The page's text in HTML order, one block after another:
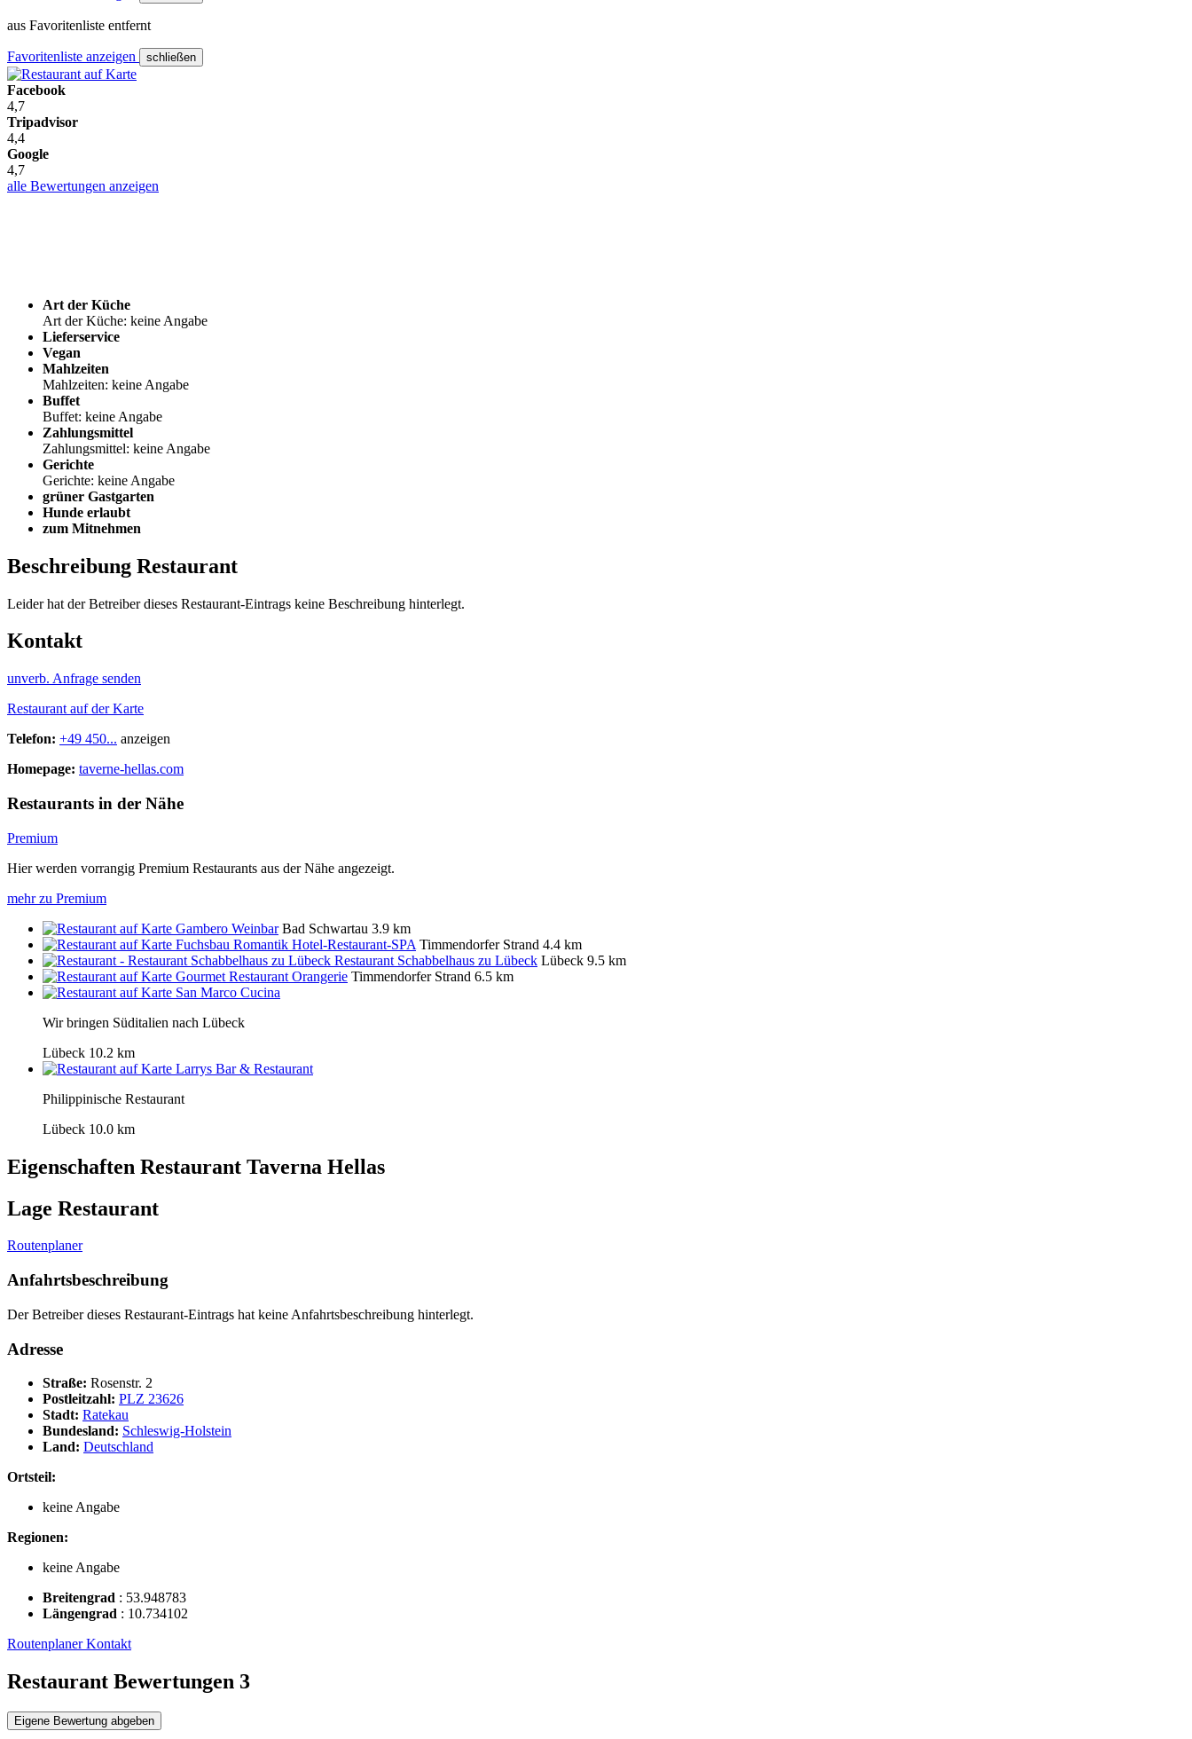
aus Favoritenliste entfernt
Favoritenliste anzeigen schließen
Facebook
4,7
Tripadvisor
4,4
Google
4,7
alle Bewertungen anzeigen
Art der Küche
Art der Küche: keine Angabe
Lieferservice
Vegan
Mahlzeiten
Mahlzeiten: keine Angabe
Buffet
Buffet: keine Angabe
Zahlungsmittel
Zahlungsmittel: keine Angabe
Gerichte
Gerichte: keine Angabe
grüner Gastgarten
Hunde erlaubt
zum Mitnehmen
Beschreibung Restaurant
Leider hat der Betreiber dieses Restaurant-Eintrags keine Beschreibung hinterlegt.
Kontakt
unverb. Anfrage senden
Restaurant auf der Karte
Telefon: +49 450... anzeigen
Homepage: taverne-hellas.com
Restaurants in der Nähe
Premium
Hier werden vorrangig Premium Restaurants aus der Nähe angezeigt.
mehr zu Premium
Gambero Weinbar Bad Schwartau 3.9 km
Fuchsbau Romantik Hotel-Restaurant-SPA Timmendorfer Strand 4.4 km
Restaurant Schabbelhaus zu Lübeck Lübeck 9.5 km
Gourmet Restaurant Orangerie Timmendorfer Strand 6.5 km
San Marco Cucina
Wir bringen Süditalien nach Lübeck
Lübeck 10.2 km
Larrys Bar & Restaurant
Philippinische Restaurant
Lübeck 10.0 km
Eigenschaften Restaurant Taverna Hellas
Lage Restaurant
Routenplaner
Anfahrtsbeschreibung
Der Betreiber dieses Restaurant-Eintrags hat keine Anfahrtsbeschreibung hinterlegt.
Adresse
Straße: Rosenstr. 2
Postleitzahl: PLZ 23626
Stadt: Ratekau
Bundesland: Schleswig-Holstein
Land: Deutschland
Ortsteil:
keine Angabe
Regionen:
keine Angabe
Breitengrad : 53.948783
Längengrad : 10.734102
RoutenplanerKontakt
Restaurant Bewertungen 3
Eigene Bewertung abgeben